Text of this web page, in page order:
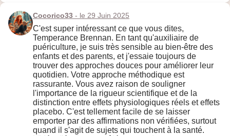
Cocorico33 - le 29 Juin 2025
C'est super intéressant ce que vous dites,
Temperance Brennan. En tant qu'auxiliaire de
puériculture, je suis très sensible au bien-être des
enfants et des parents, et j'essaie toujours de
trouver des approches douces pour améliorer leur
quotidien. Votre approche méthodique est
rassurante. Vous avez raison de souligner
l'importance de la rigueur scientifique et de la
distinction entre effets physiologiques réels et effets
placebo. C'est tellement facile de se laisser
emporter par des affirmations non vérifiées, surtout
quand il s'agit de sujets qui touchent à la santé.